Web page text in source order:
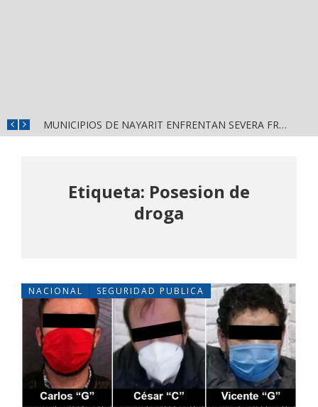
DETIENEN AL EXGOBERNADOR DE GUERRERO, ÁNGEL AGUIRRE RIVERO, POR PRESUNTO OCULTAMIENTO DE PRUEBAS EN EL CASO AYOTZINAPA
Etiqueta: Posesion de
droga
NACIONAL SEGURIDAD PUBLICA